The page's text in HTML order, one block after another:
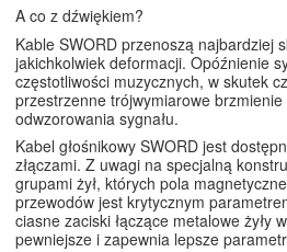
A co z dźwiękiem?
Kable SWORD przenoszą najbardziej
jakichkolwiek deformacji. Opóźnienie
częstotliwości muzycznych, w skutek
przestrzenne trójwymiarowe
odwzorowania sygnału.
Kabel głośnikowy SWORD jest
złączami. Z uwagi na specjalną
grupami żył, których pola
przewodów jest krytycznym
ciasne zaciski łączące metalowe żyły
pewniejsze i zapewnia lepsze